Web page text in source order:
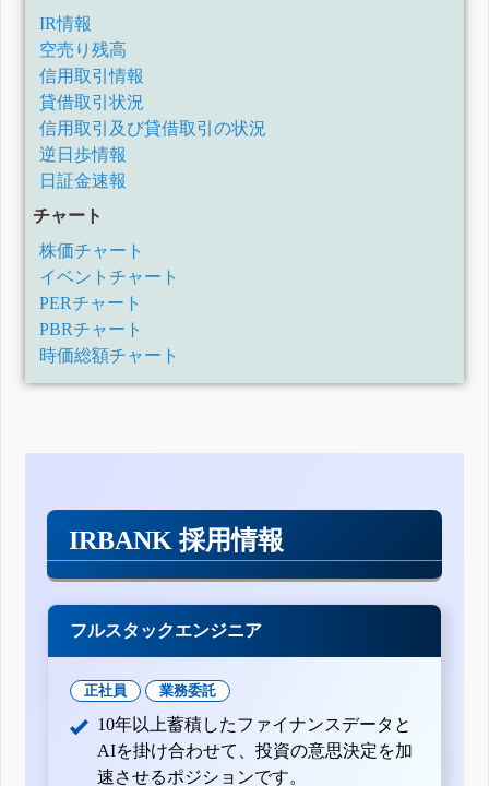
IR情報
空売り残高
信用取引情報
貸借取引状況
信用取引及び貸借取引の状況
逆日歩情報
日証金速報
チャート
株価チャート
イベントチャート
PERチャート
PBRチャート
時価総額チャート
IRBANK 採用情報
フルスタックエンジニア
正社員 業務委託
10年以上蓄積したファイナンスデータと
AIを掛け合わせて、投資の意思決定を加
速させるポジションです。